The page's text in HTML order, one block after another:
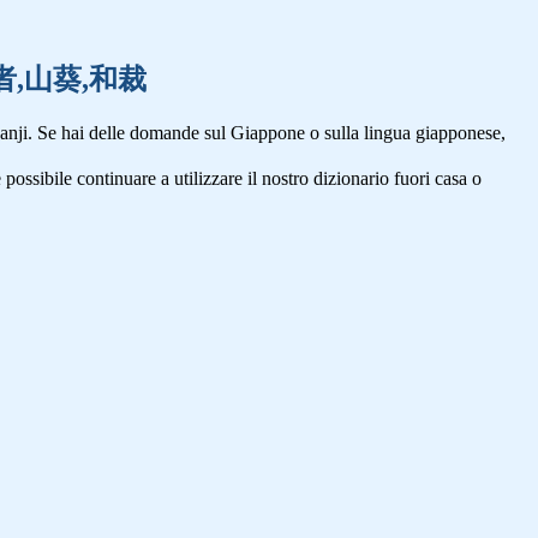
,山葵,和裁
Se hai delle domande sul Giappone o sulla lingua giapponese,
possibile continuare a utilizzare il nostro dizionario fuori casa o